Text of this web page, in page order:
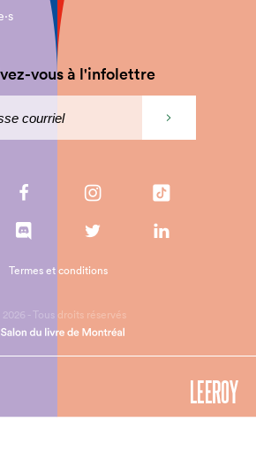
vous à l'infolettre
- Tous droits réservés
Termes et conditions